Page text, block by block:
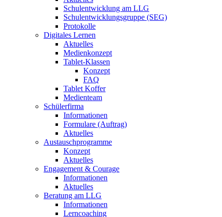
Schulentwicklung am LLG
Schulentwicklungsgruppe (SEG)
Protokolle
Digitales Lernen
Aktuelles
Medienkonzept
Tablet-Klassen
Konzept
FAQ
Tablet Koffer
Medienteam
Schülerfirma
Informationen
Formulare (Auftrag)
Aktuelles
Austauschprogramme
Konzept
Aktuelles
Engagement & Courage
Informationen
Aktuelles
Beratung am LLG
Informationen
Lerncoaching